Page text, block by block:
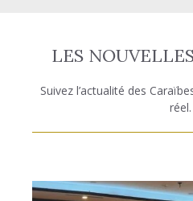
LES
Suivez l’actualité des
réel.